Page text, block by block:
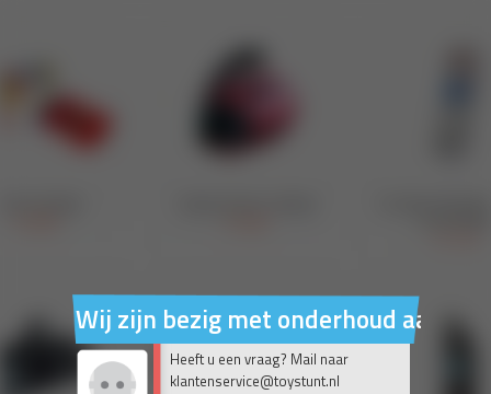
Wij zijn bezig met onderhoud aan
Heeft u een vraag? Mail naar
klantenservice@toystunt.nl